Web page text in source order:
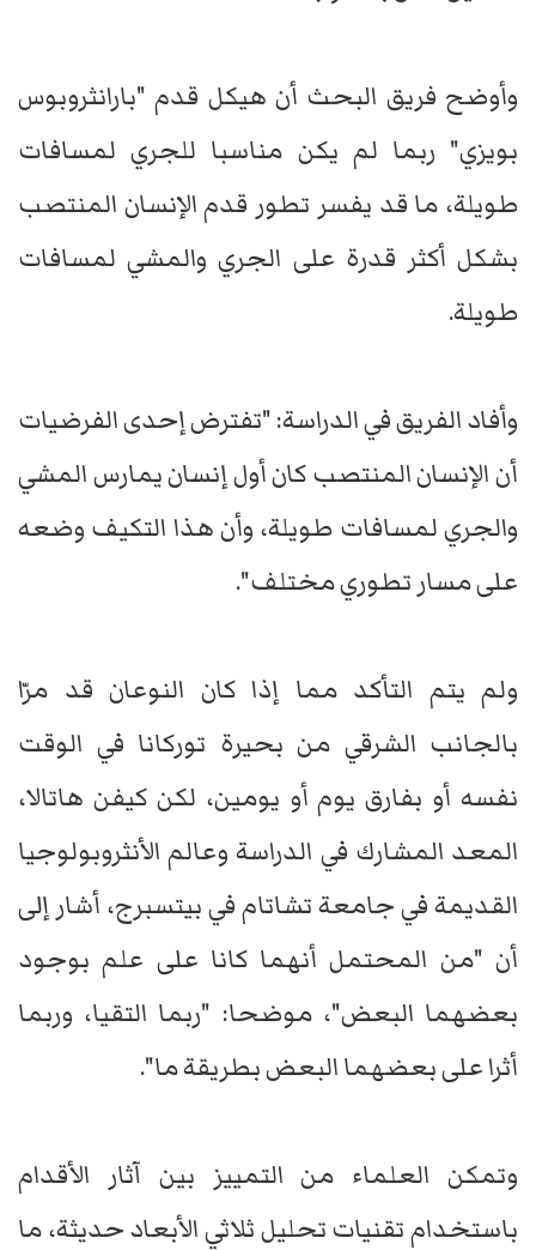
وأوضح فريق البحث أن هيكل قدم "بارانثروبوس
بويزي" ربما لم يكن مناسبا للجري لمسافات
طويلة، ما قد يفسر تطور قدم الإنسان المنتصب
بشكل أكثر قدرة على الجري والمشي لمسافات
طويلة.
وأفاد الفريق في الدراسة: "تفترض إحدى الفرضيات
أن الإنسان المنتصب كان أول إنسان يمارس المشي
والجري لمسافات طويلة، وأن هذا التكيف وضعه
على مسار تطوري مختلف".
ولم يتم التأكد مما إذا كان النوعان قد مرّا
بالجانب الشرقي من بحيرة توركانا في الوقت
نفسه أو بفارق يوم أو يومين، لكن كيفن هاتالا،
المعد المشارك في الدراسة وعالم الأنثروبولوجيا
القديمة في جامعة تشاتام في بيتسبرج، أشار إلى
أن "من المحتمل أنهما كانا على علم بوجود
بعضهما البعض"، موضحا: "ربما التقيا، وربما
أثرا على بعضهما البعض بطريقة ما".
وتمكن العلماء من التمييز بين آثار الأقدام
باستخدام تقنيات تحليل ثلاثي الأبعاد حديثة، ما